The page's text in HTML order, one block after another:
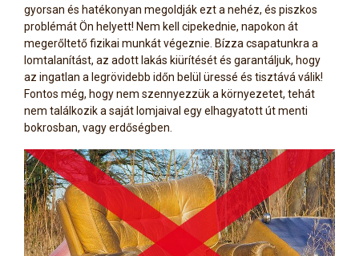
gyorsan és hatékonyan megoldják ezt a nehéz, és piszkos
problémát Ön helyett! Nem kell cipekednie, napokon át
megerőltető fizikai munkát végeznie. Bízza csapatunkra a
lomtalanítást, az adott lakás kiürítését és garantáljuk, hogy
az ingatlan a legrövidebb időn belül üressé és tisztává válik!
Fontos még, hogy nem szennyezzük a környezetet, tehát
nem találkozik a saját lomjaival egy elhagyatott út menti
bokrosban, vagy erdőségben.